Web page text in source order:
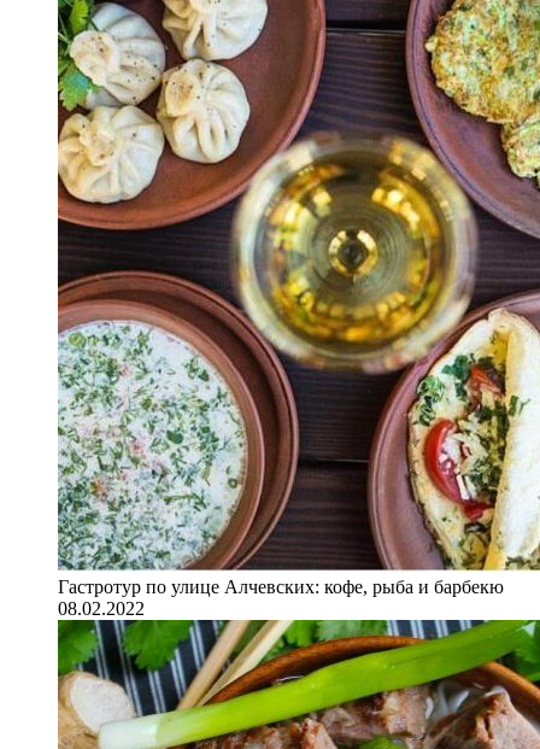
Гастротур по улице Алчевских: кофе, рыба и барбекю
08.02.2022